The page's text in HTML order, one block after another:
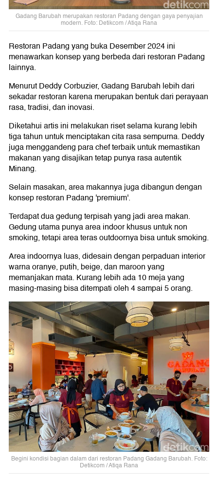
Gadang Barubah merupakan restoran Padang dengan gaya penyajian
modern. Foto: Detikcom / Atiqa Rana
Restoran Padang yang buka Desember 2024 ini
menawarkan konsep yang berbeda dari restoran Padang
lainnya.
Menurut Deddy Corbuzier, Gadang Barubah lebih dari
sekadar restoran karena merupakan bentuk dari perayaan
rasa, tradisi, dan inovasi.
Diketahui artis ini melakukan riset selama kurang lebih
tiga tahun untuk menciptakan cita rasa sempurna. Deddy
juga menggandeng para chef terbaik untuk memastikan
makanan yang disajikan tetap punya rasa autentik
Minang.
Selain masakan, area makannya juga dibangun dengan
konsep restoran Padang 'premium'.
Terdapat dua gedung terpisah yang jadi area makan.
Gedung utama punya area indoor khusus untuk non
smoking, tetapi area teras outdoornya bisa untuk smoking.
Area indoornya luas, didesain dengan perpaduan interior
warna oranye, putih, beige, dan maroon yang
memanjakan mata. Kurang lebih ada 10 meja yang
masing-masing bisa ditempati oleh 4 sampai 5 orang.
Begini kondisi bagian dalam dari restoran Padang Gadang Barubah. Foto:
Detikcom / Atiqa Rana